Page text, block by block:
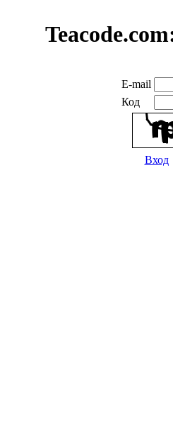
E-mail
Код
Вход